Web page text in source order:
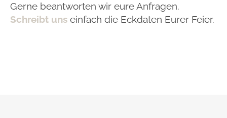
Gerne beantworten wir eure Anfragen.
Schreibt uns einfach die Eckdaten Eurer Feier.